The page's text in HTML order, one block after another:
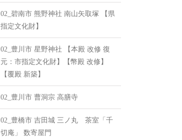
02_碧南市 熊野神社 南山矢取塚 【県
指定文化財】
02_豊川市 星野神社 【本殿 改修 復
元：市指定文化財】【幣殿 改修】
【覆殿 新築】
02_豊川市 曹洞宗 高膳寺
02_豊橋市 吉田城 三ノ丸 茶室「千
切庵」 数寄屋門